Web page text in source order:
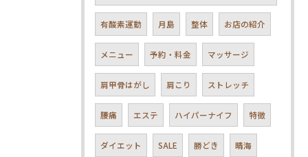
有酸素運動 月島 整体 お店の紹介
メニュー 予約・料金 マッサージ
肩甲骨はがし 肩こり ストレッチ
腰痛 エステ ハイパーナイフ 特徴
ダイエット SALE 勝どき 晴海